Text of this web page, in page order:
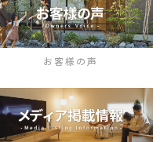
お客様の声